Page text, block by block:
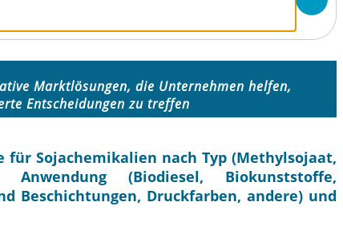
Marktlösungen, die Unternehmen helfen,
Entscheidungen zu treffen
Sojachemikalien nach Typ (Methylsojaat,
(Biodiesel, Biokunststoffe,
Beschichtungen, Druckfarben, andere) und